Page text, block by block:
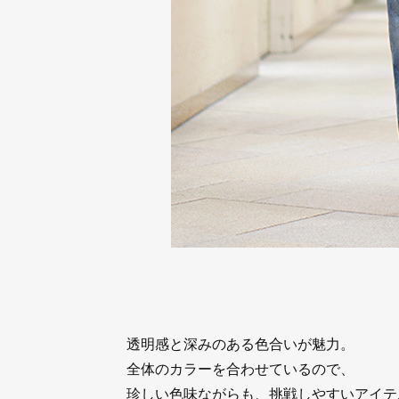
透明感と深みのある色合いが魅力。
全体のカラーを合わせているので、
珍しい色味ながらも、挑戦しやすいアイ